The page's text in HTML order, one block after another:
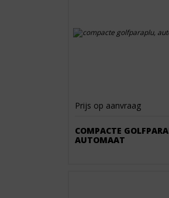
Prijs op aanvraag
COMPACTE
AUTOMAAT